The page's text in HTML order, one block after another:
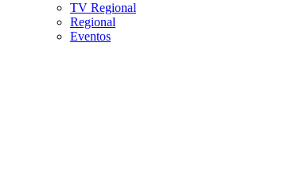
TV Regional
Regional
Eventos